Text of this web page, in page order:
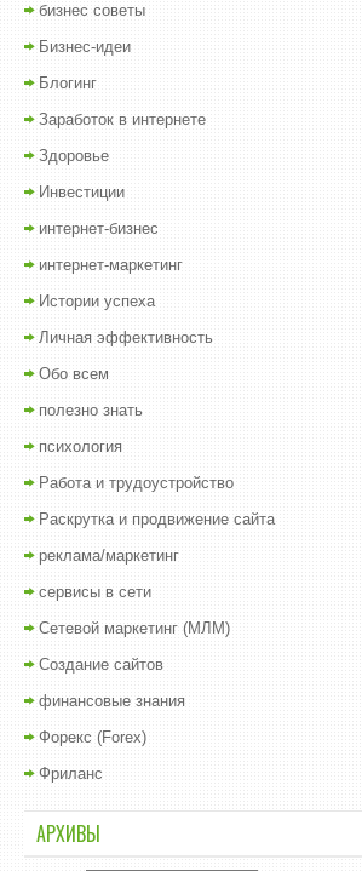
бизнес советы
Бизнес-идеи
Блогинг
Заработок в интернете
Здоровье
Инвестиции
интернет-бизнес
интернет-маркетинг
Истории успеха
Личная эффективность
Обо всем
полезно знать
психология
Работа и трудоустройство
Раскрутка и продвижение сайта
реклама/маркетинг
сервисы в сети
Сетевой маркетинг (МЛМ)
Создание сайтов
финансовые знания
Форекс (Forex)
Фриланс
АРХИВЫ